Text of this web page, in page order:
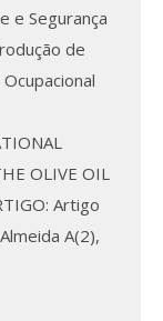
e Segurança
de
OLIVE OIL
Artigo
A(2),